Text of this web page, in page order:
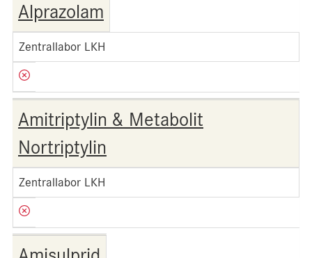
Alprazolam
Zentrallabor LKH
Amitriptylin & Metabolit
Nortriptylin
Zentrallabor LKH